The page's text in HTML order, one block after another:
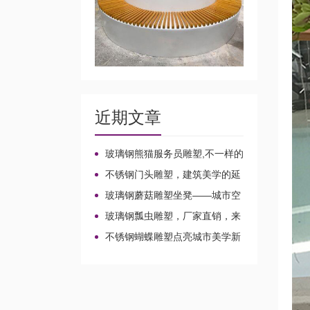
近期文章
玻璃钢熊猫服务员雕塑,不一样的
店小二!
不锈钢门头雕塑，建筑美学的延
伸!
玻璃钢蘑菇雕塑坐凳——城市空
间的魔法家具!
玻璃钢瓢虫雕塑，厂家直销，来
图定制不一样的风景!
不锈钢蝴蝶雕塑点亮城市美学新